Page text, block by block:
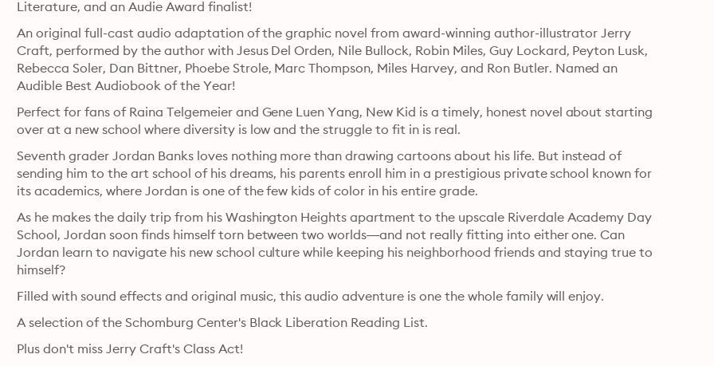
Literature, and an Audie Award finalist!
An original full-cast audio adaptation of the graphic novel from award-winning author-illustrator Jerry
Craft, performed by the author with Jesus Del Orden, Nile Bullock, Robin Miles, Guy Lockard, Peyton Lusk,
Rebecca Soler, Dan Bittner, Phoebe Strole, Marc Thompson, Miles Harvey, and Ron Butler. Named an
Audible Best Audiobook of the Year!
Perfect for fans of Raina Telgemeier and Gene Luen Yang, New Kid is a timely, honest novel about starting
over at a new school where diversity is low and the struggle to fit in is real.
Seventh grader Jordan Banks loves nothing more than drawing cartoons about his life. But instead of
sending him to the art school of his dreams, his parents enroll him in a prestigious private school known for
its academics, where Jordan is one of the few kids of color in his entire grade.
As he makes the daily trip from his Washington Heights apartment to the upscale Riverdale Academy Day
School, Jordan soon finds himself torn between two worlds—and not really fitting into either one. Can
Jordan learn to navigate his new school culture while keeping his neighborhood friends and staying true to
himself?
Filled with sound effects and original music, this audio adventure is one the whole family will enjoy.
A selection of the Schomburg Center's Black Liberation Reading List.
Plus don't miss Jerry Craft's Class Act!